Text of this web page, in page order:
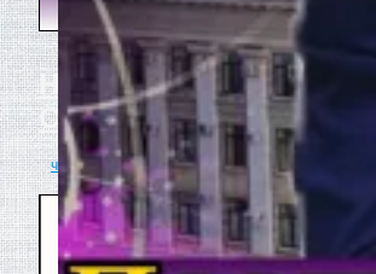
Новогоднее обращение
Сурена Акобяна
читать полностью